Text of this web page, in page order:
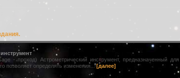
- проход) Астрометрический инструмент, предназначенный
позволяет определять изменения...[далее]